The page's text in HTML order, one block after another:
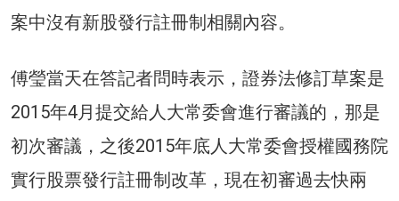
案中沒有新股發行註冊制相關內容。
傅瑩當天在答記者問時表示，證券法修訂草案是
2015年4月提交給人大常委會進行審議的，那是
初次審議，之後2015年底人大常委會授權國務院
實行股票發行註冊制改革，現在初審過去快兩